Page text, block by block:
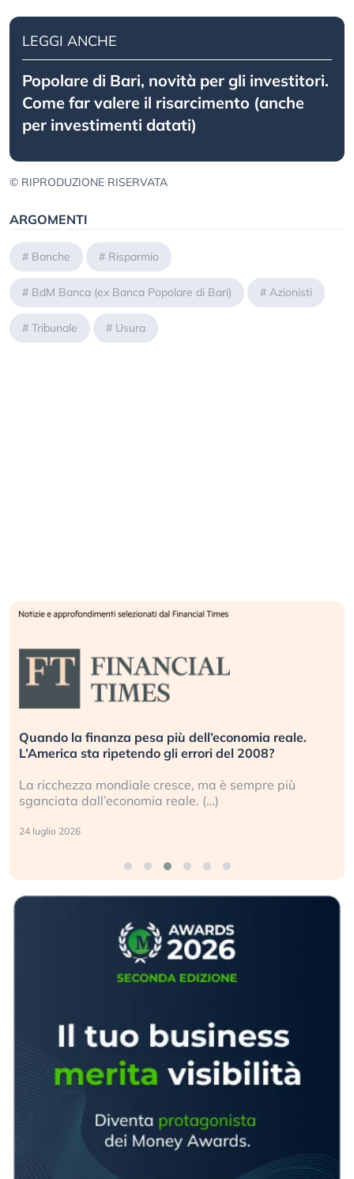
LEGGI ANCHE
Popolare di Bari, novità per gli investitori.
Come far valere il risarcimento (anche
per investimenti datati)
© RIPRODUZIONE RISERVATA
ARGOMENTI
# Banche # Risparmio
# BdM Banca (ex Banca Popolare di Bari) # Azionisti
# Tribunale # Usura
Quando la finanza pesa più dell’economia reale.
L’America sta ripetendo gli errori del 2008?
La ricchezza mondiale cresce, ma è sempre più
sganciata dall’economia reale. (…)
24 luglio 2026